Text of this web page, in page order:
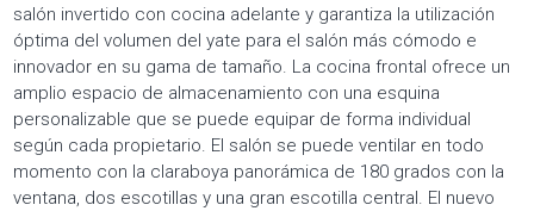
salón invertido con cocina adelante y garantiza la utilización
óptima del volumen del yate para el salón más cómodo e
innovador en su gama de tamaño. La cocina frontal ofrece un
amplio espacio de almacenamiento con una esquina
personalizable que se puede equipar de forma individual
según cada propietario. El salón se puede ventilar en todo
momento con la claraboya panorámica de 180 grados con la
ventana, dos escotillas y una gran escotilla central. El nuevo